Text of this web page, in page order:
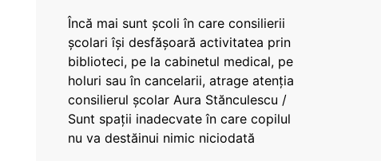
Încă mai sunt școli în care consilierii
școlari își desfășoară activitatea prin
biblioteci, pe la cabinetul medical, pe
holuri sau în cancelarii, atrage atenția
consilierul școlar Aura Stănculescu /
Sunt spații inadecvate în care copilul
nu va destăinui nimic niciodată